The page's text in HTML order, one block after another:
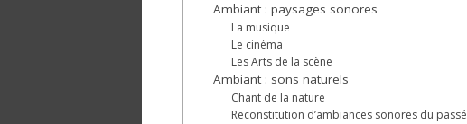
Ambiant : paysages sonores
La musique
Le cinéma
Les Arts de la scène
Ambiant : sons naturels
Chant de la nature
Reconstitution d’ambiances sonores du passé